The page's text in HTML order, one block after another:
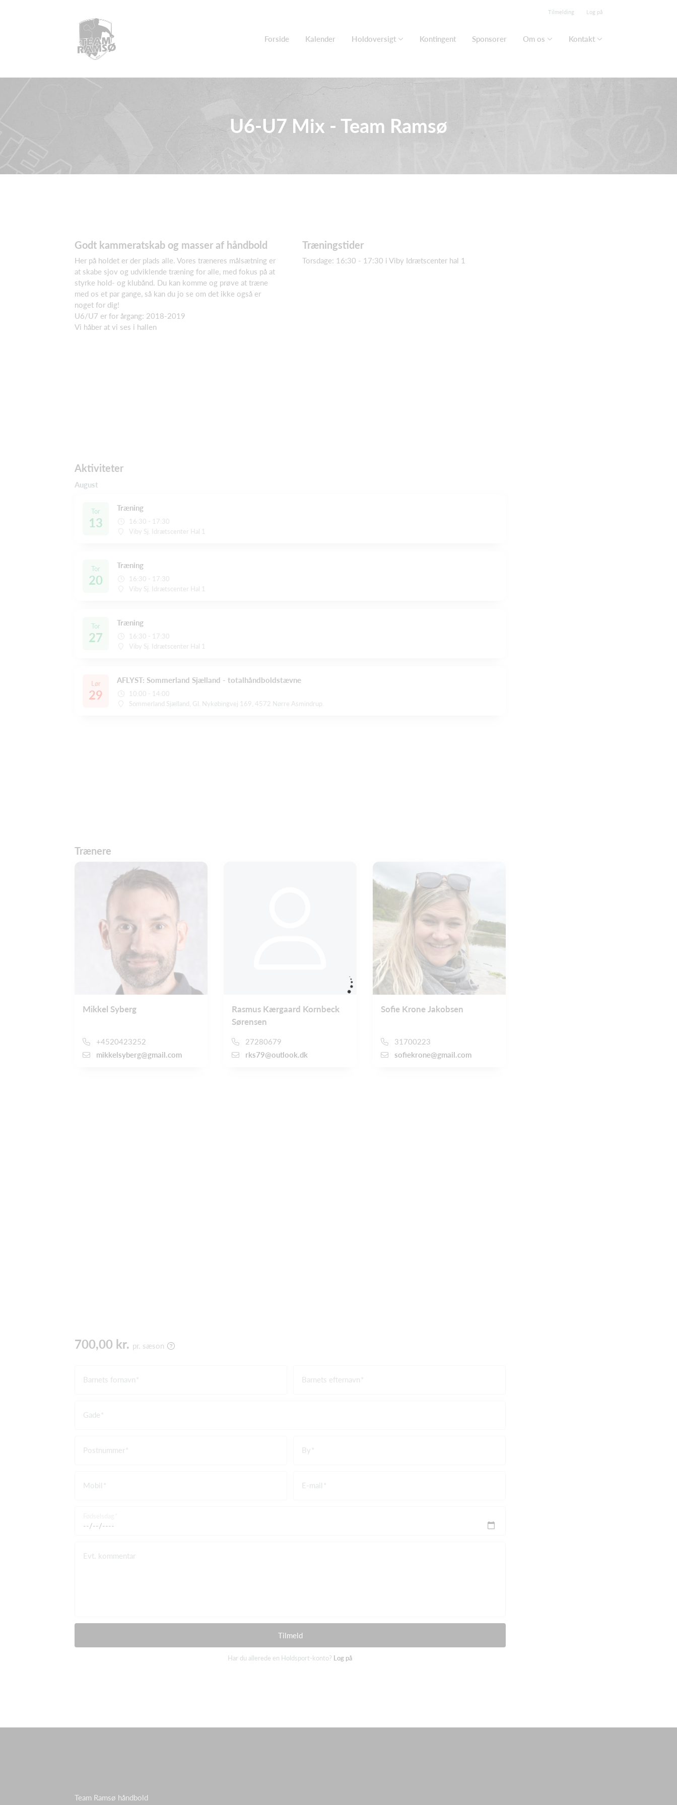
Tilmelding Log på
Forside Kalender Holdoversigt Kontingent Sponsorer Om os Kontakt
U6-U7 Mix - Team Ramsø
Godt kammeratskab og masser af håndbold
Her på holdet er der plads alle. Vores træneres målsætning er
at skabe sjov og udviklende træning for alle, med fokus på at
styrke hold- og klubånd. Du kan komme og prøve at træne
med os et par gange, så kan du jo se om det ikke også er
noget for dig!
U6/U7 er for årgang: 2018-2019
Vi håber at vi ses i hallen
Træningstider
Torsdage: 16:30 - 17:30 i Viby Idrætscenter hal 1
Aktiviteter
August
Tor
13
Træning
16:30 - 17:30
Viby Sj. Idrætscenter Hal 1
Tor
20
Træning
16:30 - 17:30
Viby Sj. Idrætscenter Hal 1
Tor
27
Træning
16:30 - 17:30
Viby Sj. Idrætscenter Hal 1
Lør
29
AFLYST: Sommerland Sjælland - totalhåndboldstævne
10:00 - 14:00
Sommerland Sjælland, Gl. Nykøbingvej 169, 4572 Nørre Asmindrup.
Trænere
Mikkel Syberg
+4520423252
mikkelsyberg@gmail.com
Rasmus Kærgaard Kornbeck
Sørensen
27280679
rks79@outlook.dk
Sofie Krone Jakobsen
31700223
sofiekrone@gmail.com
700,00 kr. pr. sæson
Barnets fornavn Barnets efternavn
Gade
Postnummer By
Mobil E-mail
Evt. kommentar
Tilmeld
Har du allerede en Holdsport-konto? Log på
Team Ramsø håndbold